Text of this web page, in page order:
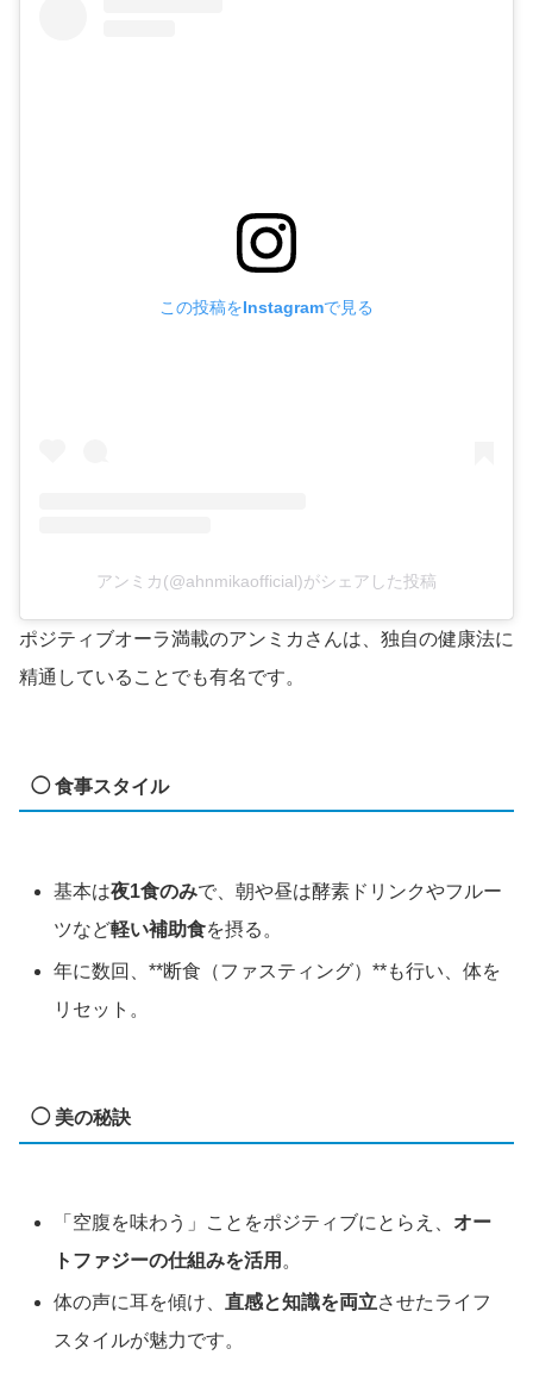
この投稿をInstagramで見る
アンミカ(@ahnmikaofficial)がシェアした投稿
ポジティブオーラ満載のアンミカさんは、独自の健康法に
精通していることでも有名です。
◯ 食事スタイル
基本は夜1食のみで、朝や昼は酵素ドリンクやフルー
ツなど軽い補助食を摂る。
年に数回、**断食（ファスティング）**も行い、体を
リセット。
◯ 美の秘訣
「空腹を味わう」ことをポジティブにとらえ、 オー
トファジーの仕組みを活用 。
体の声に耳を傾け、直感と知識を両立させたライフ
スタイルが魅力です。